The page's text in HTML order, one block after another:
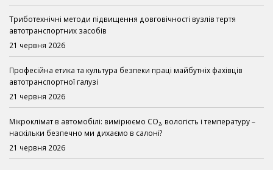
Триботехнічні методи підвищення довговічності вузлів тертя
автотранспортних засобів
21 червня 2026
Професійна етика та культура безпеки праці майбутніх фахівців
автотранспортної галузі
21 червня 2026
Мікроклімат в автомобілі: вимірюємо CO₂, вологість і температуру –
наскільки безпечно ми дихаємо в салоні?
21 червня 2026